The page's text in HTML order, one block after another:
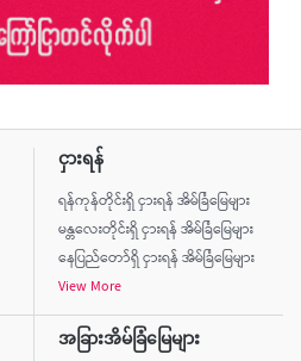
ငှားရန်
ရန်ကုန်တိုင်းရှိ ငှားရန် အိမ်ခြံမြေများ
မန္တလေးတိုင်းရှိ ငှားရန် အိမ်ခြံမြေများ
နေပြည်တော်ရှိ ငှားရန် အိမ်ခြံမြေများ
View More
အခြားအိမ်ခြံမြေများ